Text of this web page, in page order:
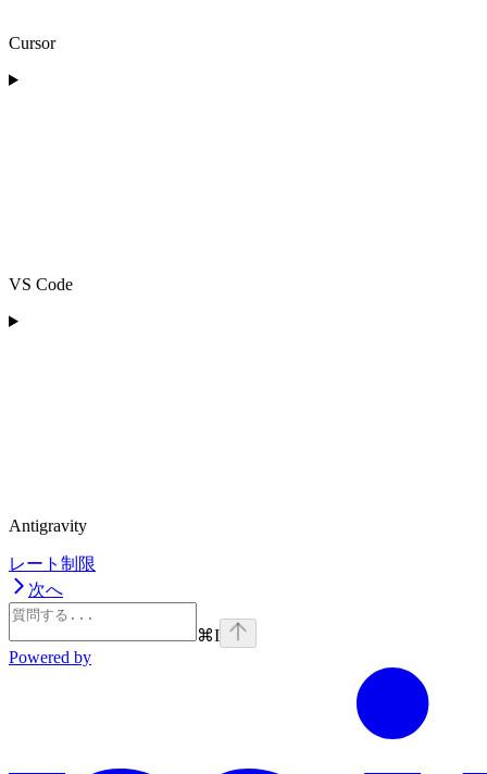
Cursor
VS Code
Antigravity
レート制限
次へ
⌘I
Powered by